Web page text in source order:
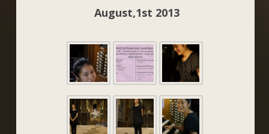
August,1st 2013